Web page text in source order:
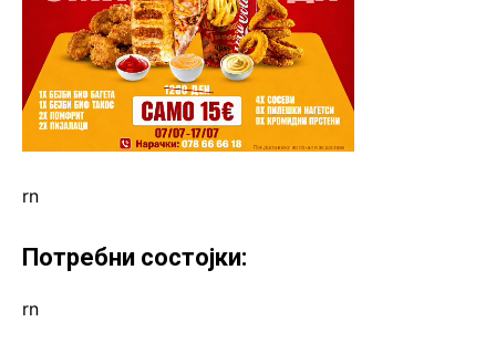
rn
Потребни состојки:
rn